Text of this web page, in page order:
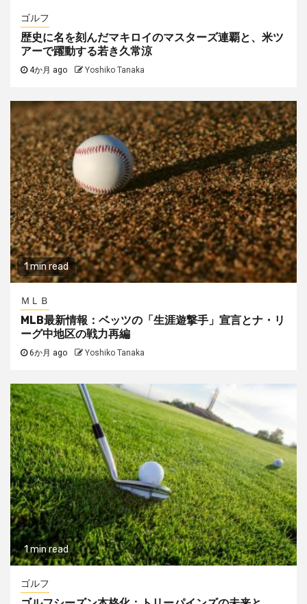
ゴルフ
歴史に名を刻んだマキロイのマスターズ連覇と、米ツ
アーで躍動する若き久常涼
4か月 ago Yoshiko Tanaka
1 min read
ＭＬＢ
MLB最新情報：ベッツの「生涯遊撃手」宣言とナ・リ
ーグ中地区の戦力再編
6か月 ago Yoshiko Tanaka
1 min read
ゴルフ